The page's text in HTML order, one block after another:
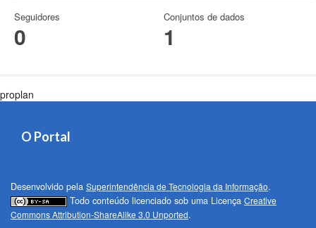
Seguidores
0
Conjuntos de dados
1
proplan
O Portal
Desenvolvido pela Superintendência de Tecnologia da Informação.
Todo conteúdo licenciado sob uma Licença Creative
Commons Attribution-ShareAlike 3.0 Unported.